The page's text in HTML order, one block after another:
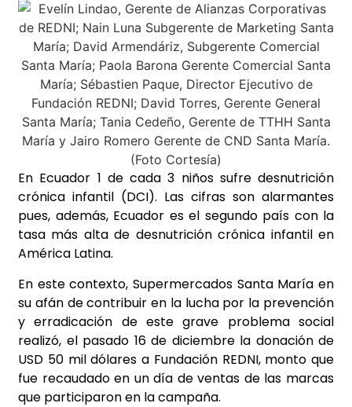
En Ecuador 1 de cada 3 niños sufre desnutrición
crónica infantil (DCI). Las cifras son alarmantes
pues, además, Ecuador es el segundo país con la
tasa más alta de desnutrición crónica infantil en
América Latina.
En este contexto, Supermercados Santa María en
su afán de contribuir en la lucha por la prevención
y erradicación de este grave problema social
realizó, el pasado 16 de diciembre la donación de
USD 50 mil dólares a Fundación REDNI, monto que
fue recaudado en un día de ventas de las marcas
que participaron en la campaña.